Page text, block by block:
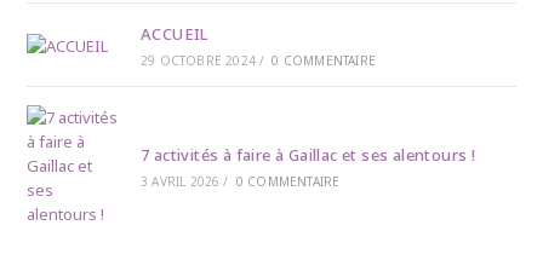
ACCUEIL
29 OCTOBRE 2024 / 0 COMMENTAIRE
7 activités à faire à Gaillac et ses alentours !
3 AVRIL 2026 / 0 COMMENTAIRE